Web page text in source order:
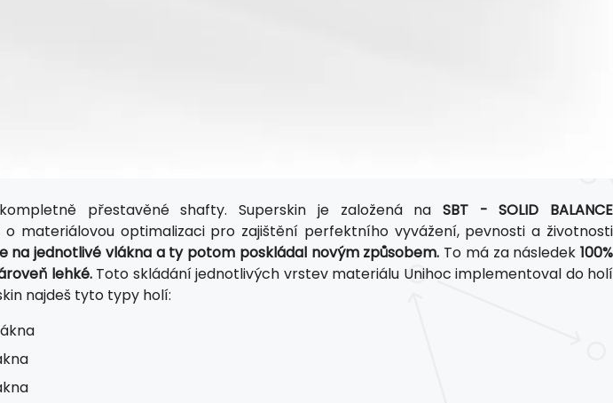
přestavěné shafty. Superskin je založená na SBT - SOLID BALANCE
materiálovou optimalizaci pro zajištění perfektního vyvážení, pevnosti a životnosti
na jednotlivé vlákna a ty potom poskládal novým způsobem. To má za následek 100%
lehké.Toto skládání jednotlivých vrstev materiálu Unihoc implementoval do holí
najdeš tyto typy holí: